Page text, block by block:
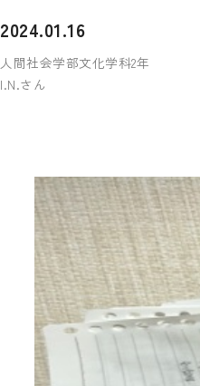
2024.01.16
人間社会学部文化学科2年
I.N.さん